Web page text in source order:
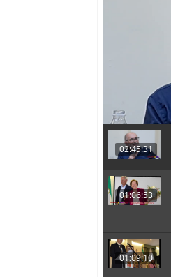
02:45:31
01:06:53
01:09:10